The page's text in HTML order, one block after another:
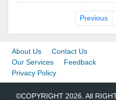
Previous
About Us
Contact Us
Our Services
Feedback
Privacy Policy
©COPYRIGHT 2026. All